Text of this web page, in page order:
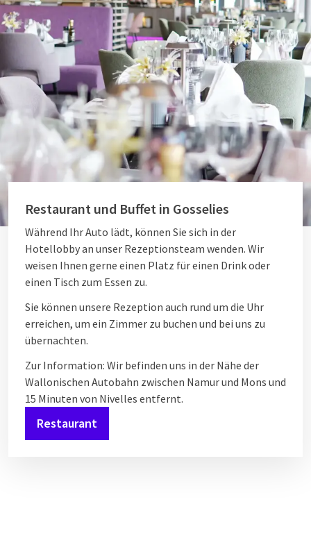
Restaurant und Buffet in Gosselies
Während Ihr Auto lädt, können Sie sich in der
Hotellobby an unser Rezeptionsteam wenden. Wir
weisen Ihnen gerne einen Platz für einen Drink oder
einen Tisch zum Essen zu.
Sie können unsere Rezeption auch rund um die Uhr
erreichen, um ein Zimmer zu buchen und bei uns zu
übernachten.
Zur Information: Wir befinden uns in der Nähe der
Wallonischen Autobahn zwischen Namur und Mons und
15 Minuten von Nivelles entfernt.
Restaurant